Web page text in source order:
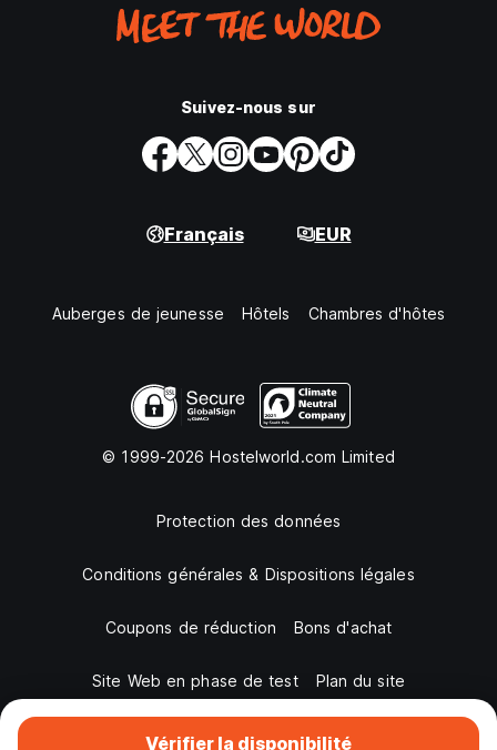
Vérifier la disponibilité
Suivez-nous sur
Français EUR
Auberges de jeunesse Hôtels Chambres d'hôtes
© 1999-2026 Hostelworld.com Limited
Protection des données
Conditions générales & Dispositions légales
Coupons de réduction Bons d'achat
Site Web en phase de test Plan du site